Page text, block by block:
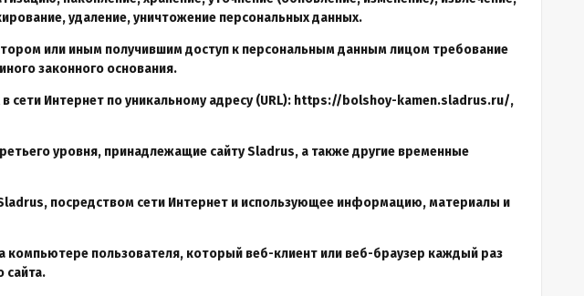
удаление, уничтожение персональных данных.
или иным получившим доступ к персональным данным лицом требование
законного основания.
Интернет по уникальному адресу (URL): https://bolshoy-kamen.sladrus.ru/,
уровня, принадлежащие сайту Sladrus, а также другие временные
, посредством сети Интернет и использующее информацию, материалы и
пользователя, который веб-клиент или веб-браузер каждый раз
сайта.